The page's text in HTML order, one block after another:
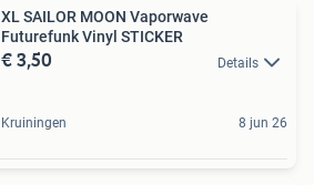
XL SAILOR MOON Vaporwave
Futurefunk Vinyl STICKER
€ 3,50 Details
Kruiningen 8 jun 26